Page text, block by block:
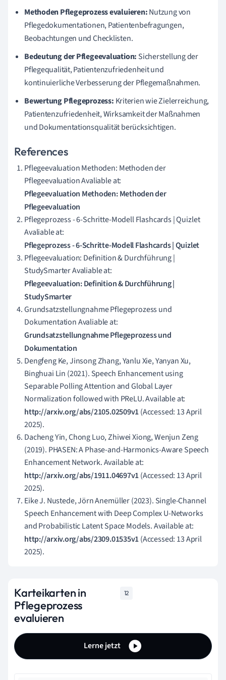
Methoden Pflegeprozess evaluieren:Nutzung von
Pflegedokumentationen, Patientenbefragungen,
Beobachtungen und Checklisten.
Bedeutung der Pflegeevaluation: Sicherstellung der
Pflegequalität, Patientenzufriedenheit und
kontinuierliche Verbesserung der Pflegemaßnahmen.
Bewertung Pflegeprozess: Kriterien wie Zielerreichung,
Patientenzufriedenheit, Wirksamkeit der Maßnahmen
und Dokumentationsqualität berücksichtigen.
References
Pflegeevaluation Methoden: Methoden der
Pflegeevaluation Avaliable at:
Pflegeevaluation Methoden: Methoden der
Pflegeevaluation
Pflegeprozess - 6-Schritte-Modell Flashcards | Quizlet
Avaliable at:
Pflegeprozess - 6-Schritte-Modell Flashcards | Quizlet
Pflegeevaluation: Definition & Durchführung |
StudySmarter Avaliable at:
Pflegeevaluation: Definition & Durchführung |
StudySmarter
Grundsatzstellungnahme Pflegeprozess und
Dokumentation Avaliable at:
Grundsatzstellungnahme Pflegeprozess und
Dokumentation
Dengfeng Ke, Jinsong Zhang, Yanlu Xie, Yanyan Xu,
Binghuai Lin (2021). Speech Enhancement using
Separable Polling Attention and Global Layer
Normalization followed with PReLU. Available at:
http://arxiv.org/abs/2105.02509v1(Accessed: 13 April
2025).
Dacheng Yin, Chong Luo, Zhiwei Xiong, Wenjun Zeng
(2019). PHASEN: A Phase-and-Harmonics-Aware Speech
Enhancement Network. Available at:
http://arxiv.org/abs/1911.04697v1(Accessed: 13 April
2025).
Eike J. Nustede, Jörn Anemüller (2023). Single-Channel
Speech Enhancement with Deep Complex U-Networks
and Probabilistic Latent Space Models. Available at:
http://arxiv.org/abs/2309.01535v1(Accessed: 13 April
2025).
Karteikarten in
Pflegeprozess
evaluieren
12
Lerne jetzt